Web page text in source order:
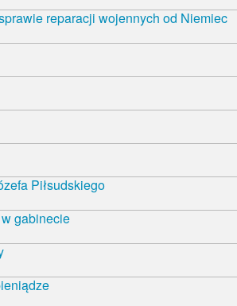
reparacji wojennych od Niemiec
Piłsudskiego
gabinecie